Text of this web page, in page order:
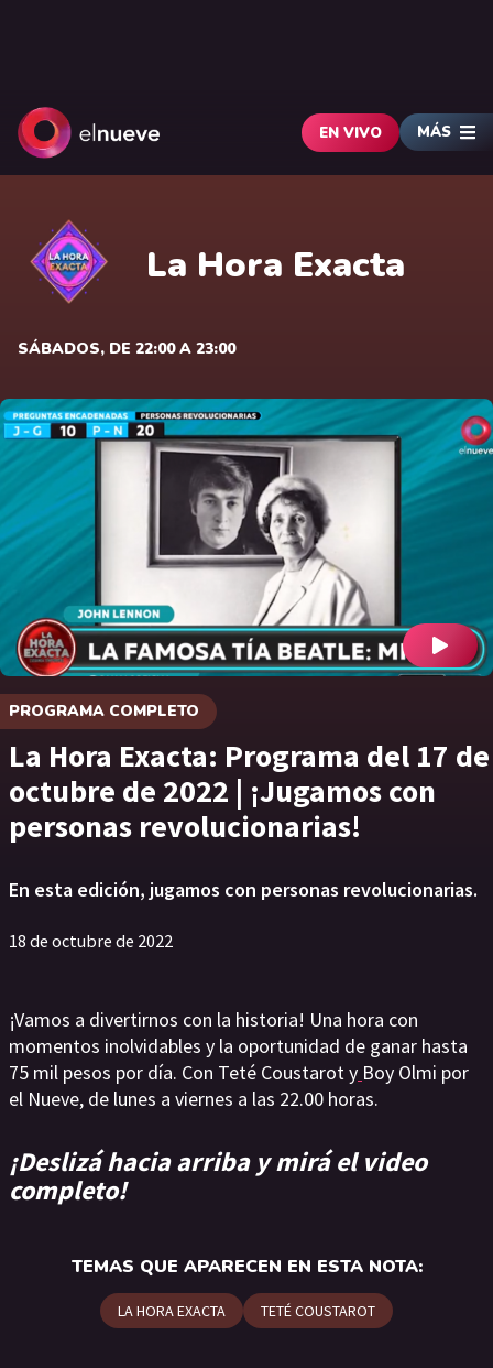
EN VIVO MÁS
La Hora Exacta
SÁBADOS, DE 22:00 A 23:00
PROGRAMA COMPLETO
La Hora Exacta: Programa del 17 de
octubre de 2022 | ¡Jugamos con
personas revolucionarias!
En esta edición, jugamos con personas revolucionarias.
18 de octubre de 2022
¡Vamos a divertirnos con la historia! Una hora con
momentos inolvidables y la oportunidad de ganar hasta
75 mil pesos por día. Con Teté Coustarot y Boy Olmi por
el Nueve, de lunes a viernes a las 22.00 horas.
¡Deslizá hacia arriba y mirá el video
completo!
TEMAS QUE APARECEN EN ESTA NOTA:
LA HORA EXACTA TETÉ COUSTAROT